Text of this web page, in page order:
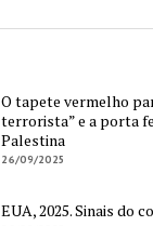
O tapete vermelho
terrorista” e a porta
Palestina
26/09/2025
EUA, 2025. Sinais do